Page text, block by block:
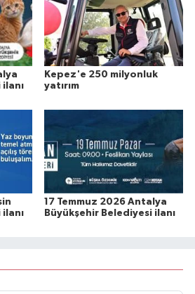
Kepez'e 250 milyonluk
yatırım
17 Temmuz 2026 Antalya
Büyükşehir Belediyesi ilanı